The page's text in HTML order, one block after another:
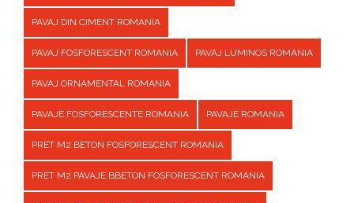
PAVAJ DIN CIMENT ROMANIA
PAVAJ FOSFORESCENT ROMANIA PAVAJ LUMINOS ROMANIA
PAVAJ ORNAMENTAL ROMANIA
PAVAJE FOSFORESCENTE ROMANIA PAVAJE ROMANIA
PRET M2 BETON FOSFORESCENT ROMANIA
PRET M2 PAVAJE BBETON FOSFORESCENT ROMANIA